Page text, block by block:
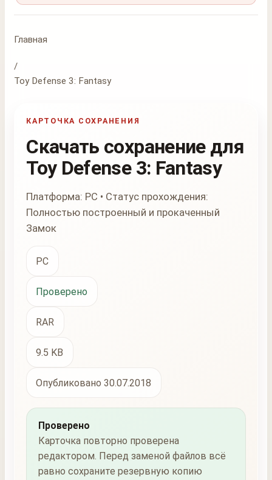
Главная
/
Toy Defense 3: Fantasy
КАРТОЧКА СОХРАНЕНИЯ
Скачать сохранение для
Toy Defense 3: Fantasy
Платформа: PC • Статус прохождения:
Полностью построенный и прокаченный
Замок
PC
Проверено
RAR
9.5 KB
Опубликовано 30.07.2018
Проверено
Карточка повторно проверена
редактором. Перед заменой файлов всё
равно сохраните резервную копию